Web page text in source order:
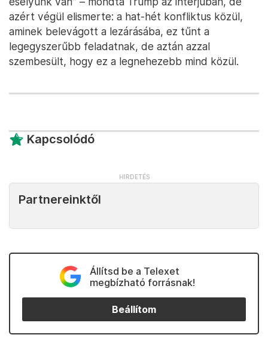
azért végül elismerte: a hat-hét konfliktus közül,
aminek belevágott a lezárásába, ez tűnt a
legegyszerűbb feladatnak, de aztán azzal
szembesült, hogy ez a legnehezebb mind közül.
Kapcsolódó
Partnereinktől
Állítsd be a Telexet
megbízható forrásnak!
Beállítom